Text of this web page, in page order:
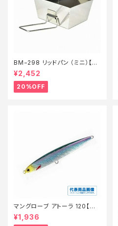
BM−298 リッドパン （ミニ）【特
価装備】【20】
¥2,452
20%OFF
マングローブ アトーラ 120【特
価ルアー】【20】
¥1,936